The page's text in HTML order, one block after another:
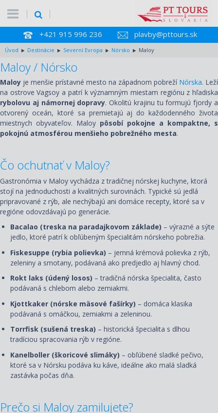
+421 915 996 236 plavby@pttours.sk
Úvod Destinácie Severní Evropa Nórsko Maloy
Maloy / Nórsko
Maloy je menšie prístavné mesto na západnom pobreží Nórska. Leží
na ostrove Vagsoy a patrí k významným miestam regiónu z hľadiska
rybolovu aj námornej dopravy. Okolitú krajinu tu formujú fjordy a
otvorený oceán, ktoré sa premietajú aj do každodenného života
miestnych obyvateľov. Maloy pôsobí pokojne a kompaktne, s
pokojnú atmosférou menšieho pobrežného mesta.
Čo ochutnať v Maloy?
Gastronómia v Maloy vychádza z tradičnej nórskej kuchyne, ktorá
stojí na jednoduchosti a kvalitných surovinách. Typické sú jedlá
pripravované z rýb, ale nechýbajú ani domáce recepty, ktoré sa v
regióne odovzdávajú po generácie.
Bacalao (treska na paradajkovom základe) – výrazné a sýte
jedlo, ktoré patrí k obľúbeným špecialitám nórskeho pobrežia.
Fiskesuppe (rybia polievka) – jemná krémová polievka z rýb,
zeleniny a smotany, podávaná ako predjedlo aj hlavný chod.
Rokt laks (údený losos) – tradičná nórska špecialita, často
podávaná s chlebom alebo zemiakmi.
Kjottkaker (nórske mäsové fašírky) – domáca klasika
podávaná s omáčkou, zemiakmi a zeleninou.
Torrfisk (sušená treska) – historická špecialita s dlhou
tradíciou spracovania rýb v regióne.
Kanelboller (škoricové slimáky) – obľúbené sladké pečivo,
ktoré sa v Nórsku podáva ku káve, ideálne ako malá sladká
zastávka počas dňa.
Prečo si Maloy zamilujete?